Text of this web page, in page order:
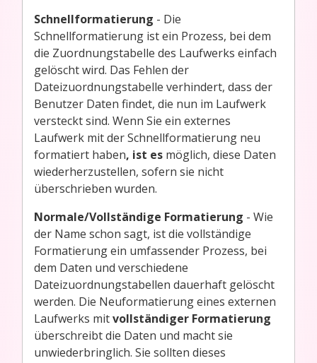
Schnellformatierung - Die
Schnellformatierung ist ein Prozess, bei dem
die Zuordnungstabelle des Laufwerks einfach
gelöscht wird. Das Fehlen der
Dateizuordnungstabelle verhindert, dass der
Benutzer Daten findet, die nun im Laufwerk
versteckt sind. Wenn Sie ein externes
Laufwerk mit der Schnellformatierung neu
formatiert haben, ist es möglich, diese Daten
wiederherzustellen, sofern sie nicht
überschrieben wurden.
Normale/Vollständige Formatierung - Wie
der Name schon sagt, ist die vollständige
Formatierung ein umfassender Prozess, bei
dem Daten und verschiedene
Dateizuordnungstabellen dauerhaft gelöscht
werden. Die Neuformatierung eines externen
Laufwerks mitvollständiger Formatierung
überschreibt die Daten und macht sie
unwiederbringlich. Sie sollten dieses